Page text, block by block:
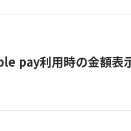
pay利用時の金額表